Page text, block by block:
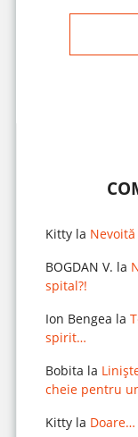
Kittyla
BOGDAN V. la
spital?!
Ion Bengea la
spirit…
Bobita la
cheie pentru
Kittyla